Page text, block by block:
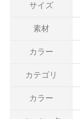
サイズ
素材
カラー
カテゴリ
カラー